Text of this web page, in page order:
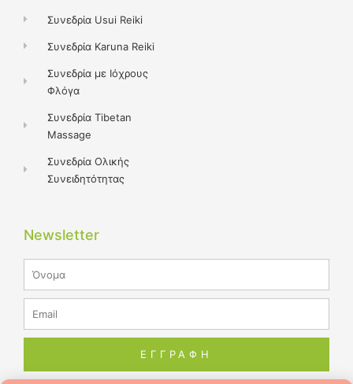
Συνεδρία Usui Reiki
Συνεδρία Karuna Reiki
Συνεδρία με Ιόχρους
Φλόγα
Συνεδρία Tibetan
Massage
Συνεδρία Ολικής
Συνειδητότητας
Newsletter
ΕΓΓΡΑΦΗ